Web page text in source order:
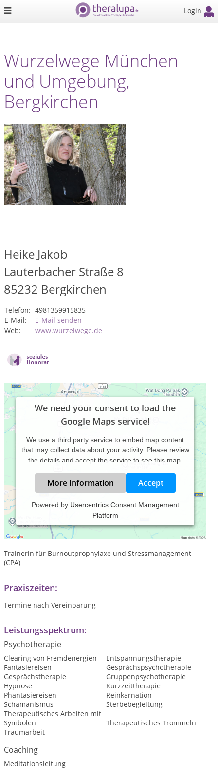
Login
Wurzelwege München
und Umgebung,
Bergkirchen
Heike Jakob
Lauterbacher Straße 8
85232 Bergkirchen
Telefon: 4981359915835
E-Mail:
E-Mail senden
Web:
www.wurzelwege.de
We need your consent to load the
Google Maps service!
We use a third party service to embed map content
that may collect data about your activity. Please review
the details and accept the service to see this map.
More Information Accept
Powered by Usercentrics Consent Management
Platform
Heilpraktikerin für Psychotherapie mit Schwerpunkt alte
schamanische Heilweisen und Meditation sowie Magischer
Werkstatt,
Trainerin für Burnoutprophylaxe und Stressmanagement
(CPA)
Praxiszeiten:
Termine nach Vereinbarung
Leistungsspektrum:
Psychotherapie
Clearing von Fremdenergien
Entspannungstherapie
Fantasiereisen
Gesprächspsychotherapie
Gesprächstherapie
Gruppenpsychotherapie
Hypnose
Kurzzeittherapie
Phantasiereisen
Reinkarnation
Schamanismus
Sterbebegleitung
Therapeutisches Arbeiten mit
Symbolen
Therapeutisches Trommeln
Traumarbeit
Coaching
Meditationsleitung